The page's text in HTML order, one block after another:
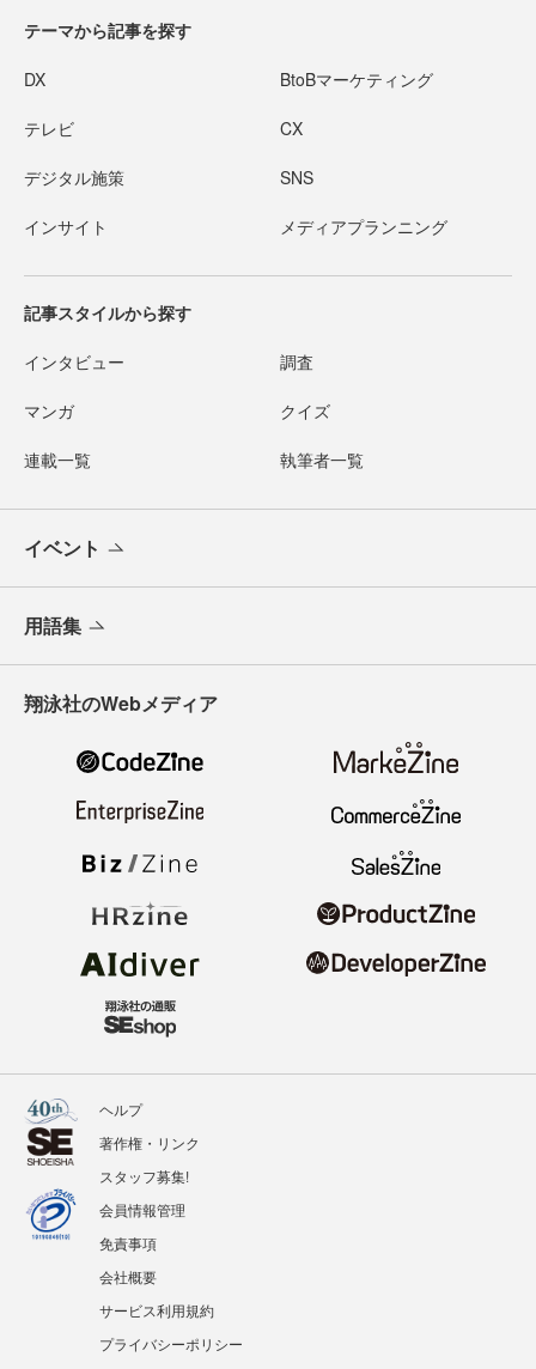
テーマから記事を探す
DX BtoBマーケティング
テレビ CX
デジタル施策 SNS
インサイト メディアプランニング
記事スタイルから探す
インタビュー 調査
マンガ クイズ
連載一覧 執筆者一覧
イベント
用語集
翔泳社のWebメディア
ヘルプ
著作権・リンク
スタッフ募集!
会員情報管理
免責事項
会社概要
サービス利用規約
プライバシーポリシー